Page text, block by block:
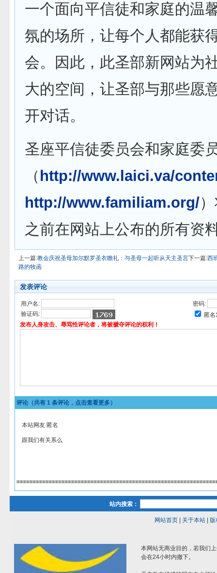
一个面向平信徒和家庭的温
氛的场所，让每个人都能获
会。因此，此圣部新网站为
大的空间，让圣部与那些愿
开对话。
圣座平信徒委员会和家庭委
（ http://www.laici.va/
http://www.familiam.org/
之前在网站上公布的所有资
上一篇:教会庆祝圣母加尔默罗圣衣瞻礼：与圣母一起听从天主圣言下一篇:西
路的牧函
发表评论
用户名:
密码:
验证码:
匿
发布人身攻击、辱骂性评论者，将被褫夺评论的权利！
评论（共有 1 条评论，点击查看更多）
本站网友 匿名
跟我们有关系么
站内搜索：
网站首页| 关于本站| 版
本网站无商业目的，若我们
会在24小时内撤下。